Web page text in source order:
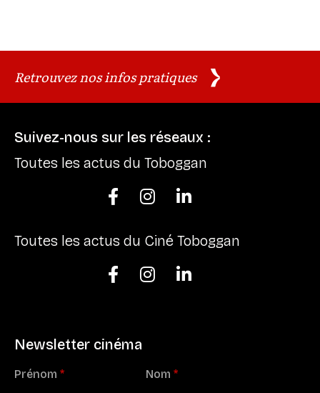
Retrouvez nos infos pratiques
Suivez-nous sur les réseaux :
Toutes les actus du Toboggan

 
Toutes les actus du Ciné Toboggan

 
Newsletter cinéma
Prénom * Nom *